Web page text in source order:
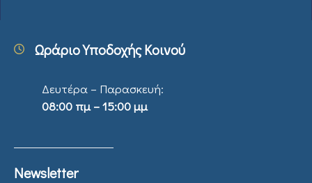
Ωράριο Υποδοχής Κοινού
Δευτέρα – Παρασκευή:
08:00 πμ – 15:00 μμ
Newsletter